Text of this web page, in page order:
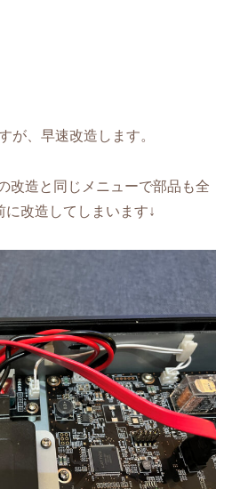
が、早速改造します。
改造と同じメニューで部品も全
改造してしまいます↓